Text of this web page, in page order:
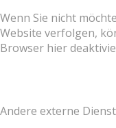
Wenn Sie nicht
Website verfolgen,
Browser hier
Andere externe